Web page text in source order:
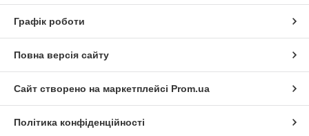
Графік роботи
Повна версія сайту
Сайт створено на маркетплейсі Prom.ua
Політика конфіденційності